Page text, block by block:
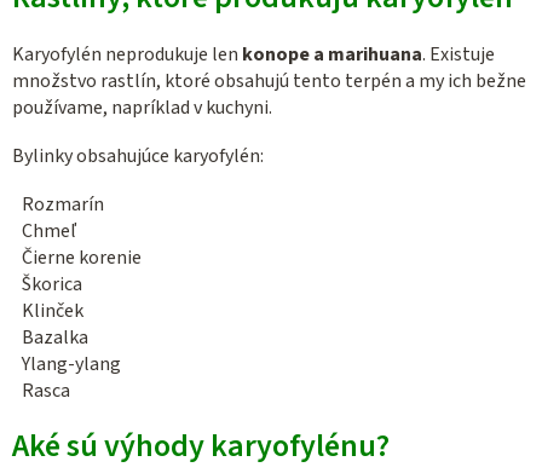
Karyofylén neprodukuje len konope a marihuana. Existuje
množstvo rastlín, ktoré obsahujú tento terpén a my ich bežne
používame, napríklad v kuchyni.
Bylinky obsahujúce karyofylén:
Rozmarín
Chmeľ
Čierne korenie
Škorica
Klinček
Bazalka
Ylang-ylang
Rasca
Aké sú výhody karyofylénu?